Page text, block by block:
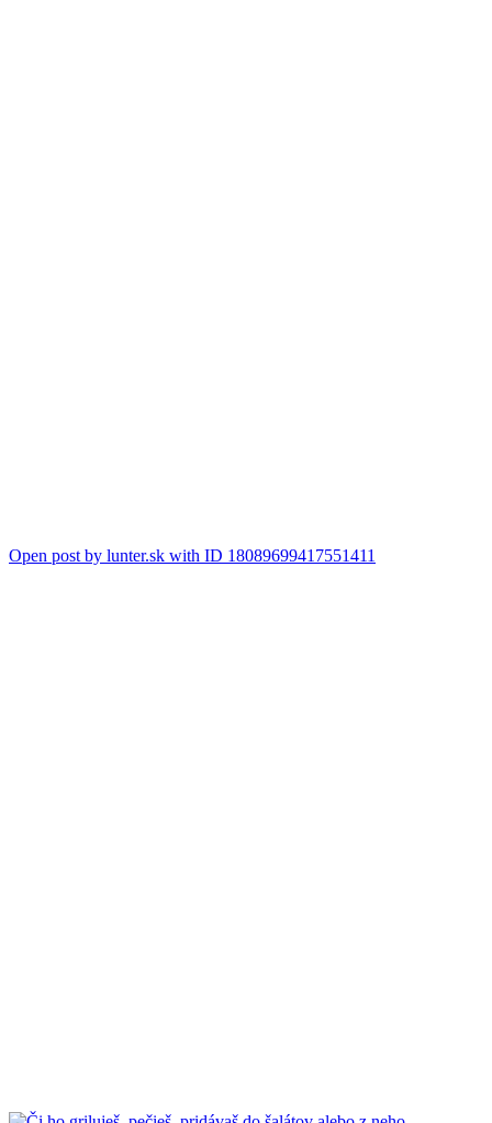
Open post by lunter.sk with ID 18089699417551411